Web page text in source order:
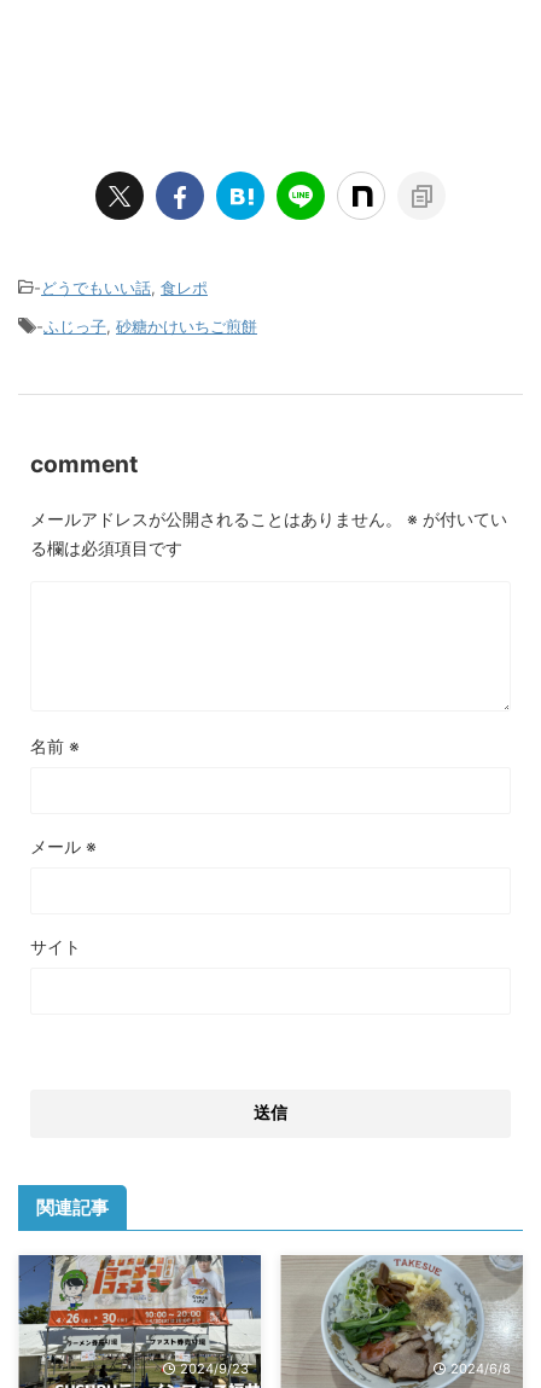
-どうでもいい話, 食レポ
-ふじっ子, 砂糖かけいちご煎餅
comment
メールアドレスが公開されることはありません。 ※ が付いてい
る欄は必須項目です
名前 ※
メール ※
サイト
関連記事
2024/9/23 2024/6/8